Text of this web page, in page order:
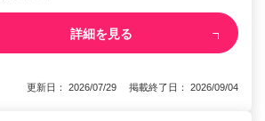
詳細を見る
更新日： 2026/07/29 掲載終了日： 2026/09/04